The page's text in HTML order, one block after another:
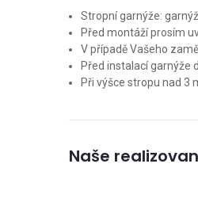
Stropní garnýže:
Před montáží prosím
V případě Vašeho
Před instalací garnýže
Při výšce stropu nad 3
Naše